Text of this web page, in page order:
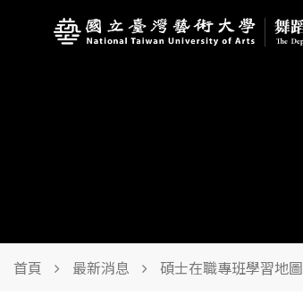
首頁 最新消息 碩士在職專班學習地圖